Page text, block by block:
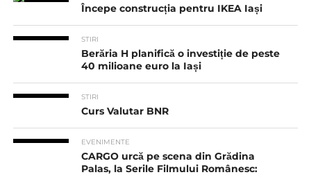
Începe construcția pentru IKEA Iași
STIRI
Berăria H planifică o investiție de peste
40 milioane euro la Iași
STIRI
Curs Valutar BNR
EVENIMENTE
CARGO urcă pe scena din Grădina
Palas, la Serile Filmului Românesc: